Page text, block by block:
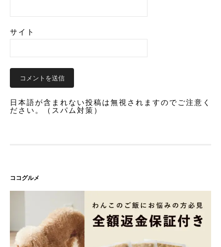
サイト
日本語が含まれない投稿は無視されますのでご注意く
ださい。（スパム対策）
ココグルメ